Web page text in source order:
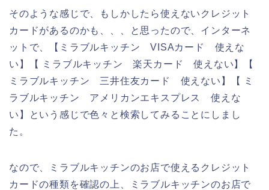
そのような感じで、もしかしたら使えないクレジット
カードがあるのかも、、、と思ったので、インターネ
ットで、【ミラブルキッチン VISAカード 使えな
い】【 ミラブルキッチン 楽天カード 使えない】【
ミラブルキッチン 三井住友カード 使えない】【 ミ
ラブルキッチン アメリカンエキスプレス 使えな
い】という感じで色々と検索してみることにしまし
た。
なので、ミラブルキッチンのお店で使えるクレジット
カードの種類を確認の上、ミラブルキッチンのお店で